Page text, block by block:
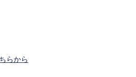
らから